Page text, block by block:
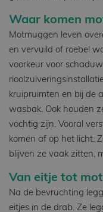
Waar komen
Motmuggen leven
en vervuild of roebel
voorkeur voor
kruipruimten en bij de
wasbak. Ook houden
vochtig zijn. Vooral
komen af op het licht.
blijven ze vaak zitten,
Van eitje tot
Na de bevruchting
eitjes in de drab. Ze